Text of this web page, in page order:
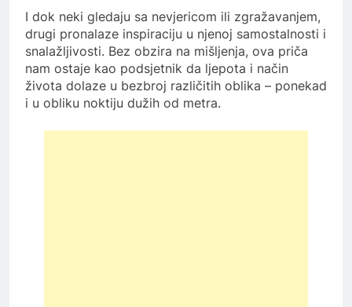
I dok neki gledaju sa nevjericom ili zgražavanjem,
drugi pronalaze inspiraciju u njenoj samostalnosti i
snalažljivosti. Bez obzira na mišljenja, ova priča
nam ostaje kao podsjetnik da ljepota i način
života dolaze u bezbroj različitih oblika – ponekad
i u obliku noktiju dužih od metra.